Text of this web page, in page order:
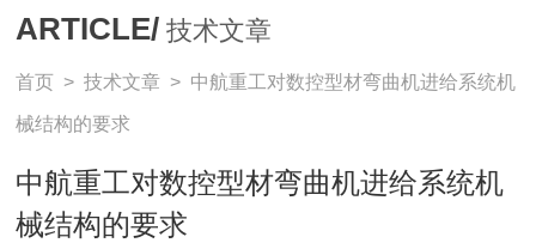
ARTICLE/ 技术文章
首页 >技术文章 > 中航重工对数控型材弯曲机进给系统机
械结构的要求
中航重工对数控型材弯曲机进给系统机
械结构的要求